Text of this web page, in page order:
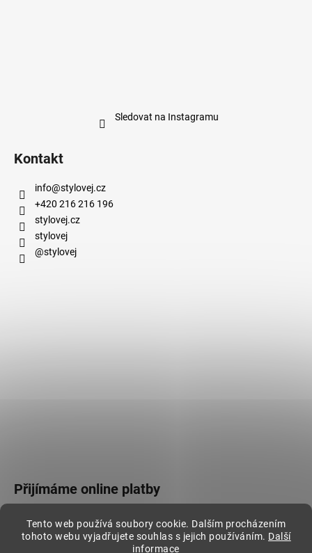
Tento web používá soubory cookie. Dalším procházením
tohoto webu vyjadřujete souhlas s jejich používáním. Další
informace
Sledovat na Instagramu
Kontakt
info@stylovej.cz
+420 216 216 196
stylovej.cz
stylovej
@stylovej
Přijímáme online platby